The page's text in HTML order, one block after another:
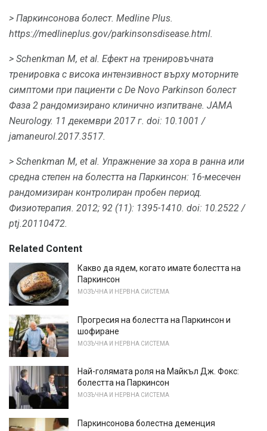
> Паркинсонова болест. Medline Plus.
https://medlineplus.gov/parkinsonsdisease.html.
> Schenkman M, et al. Ефект на тренировъчната
тренировка с висока интензивност върху моторните
симптоми при пациенти с De Novo Parkinson болест
Фаза 2 рандомизирано клинично изпитване. JAMA
Neurology. 11 декември 2017 г. doi: 10.1001 /
jamaneurol.2017.3517.
> Schenkman M, et al. Упражнение за хора в ранна или
средна степен на болестта на Паркинсон: 16-месечен
рандомизиран контролиран пробен период.
Физиотерапия. 2012; 92 (11): 1395-1410. doi: 10.2522 /
ptj.20110472.
Related Content
Какво да ядем, когато имате болестта на
Паркинсон
МОЗЪЧНА И НЕРВНА СИСТЕМА
Прогресия на болестта на Паркинсон и
шофиране
МОЗЪЧНА И НЕРВНА СИСТЕМА
Най-голямата роля на Майкъл Дж. Фокс:
болестта на Паркинсон
МОЗЪЧНА И НЕРВНА СИСТЕМА
Паркинсонова болестна деменция